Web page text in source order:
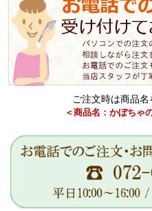
ご注文時は商品名
＜商品名：かぼちゃ